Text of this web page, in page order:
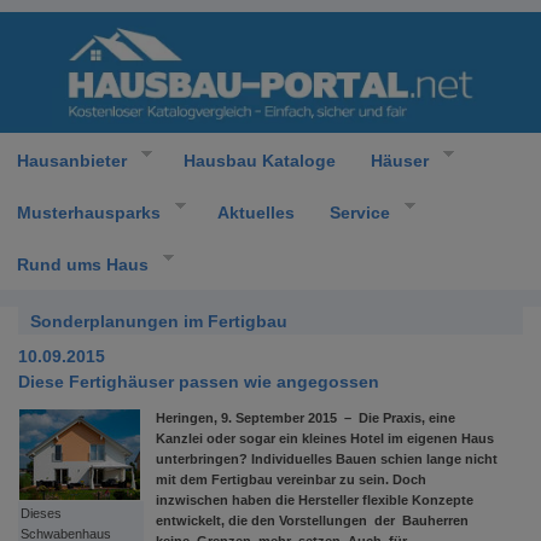
Hausanbieter Hausbau Kataloge Häuser
Musterhausparks Aktuelles Service
Rund ums Haus
Sonderplanungen im Fertigbau
10.09.2015
Diese Fertighäuser passen wie angegossen
Dieses
Schwabenhaus
Heringen, 9. September 2015 – Die Praxis, eine
Kanzlei oder sogar ein kleines Hotel im eigenen Haus
unterbringen? Individuelles Bauen schien lange nicht
mit dem Fertigbau vereinbar zu sein. Doch
inzwischen haben die Hersteller flexible Konzepte
entwickelt, die den Vorstellungen der Bauherren